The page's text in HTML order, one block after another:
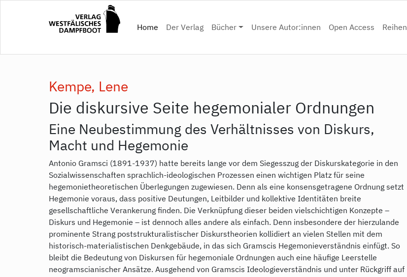
Home(current)
Der Verlag Bücher Unsere Autor:innen Open Access Reihen
Kempe, Lene
Die diskursive Seite hegemonialer Ordnungen
Eine Neubestimmung des Verhältnisses von Diskurs,
Macht und Hegemonie
Antonio Gramsci (1891-1937) hatte bereits lange vor dem Siegesszug der Diskurskategorie in den
Sozialwissenschaften sprachlich-ideologischen Prozessen einen wichtigen Platz für seine
hegemonietheoretischen Überlegungen zugewiesen. Denn als eine konsensgetragene Ordnung setzt
Hegemonie voraus, dass positive Deutungen, Leitbilder und kollektive Identitäten breite
gesellschaftliche Verankerung finden. Die Verknüpfung dieser beiden vielschichtigen Konzepte –
Diskurs und Hegemonie – ist dennoch alles andere als einfach. Denn insbesondere der hierzulande
prominente Strang poststrukturalistischer Diskurstheorien kollidiert an vielen Stellen mit dem
historisch-materialistischen Denkgebäude, in das sich Gramscis Hegemonieverständnis einfügt. So
bleibt die Bedeutung von Diskursen für hegemoniale Ordnungen auch eine häufige Leerstelle
neogramscianischer Ansätze. Ausgehend von Gramscis Ideologieverständnis und unter Rückgriff auf